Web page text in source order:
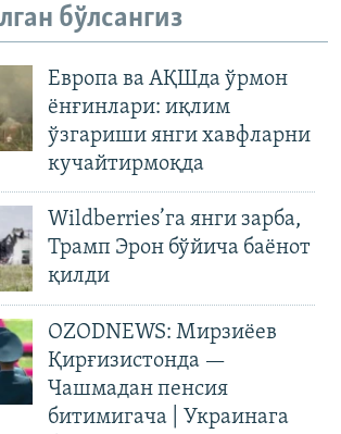
бўлсангиз
Европа ва АҚШда ўрмон
ёнғинлари: иқлим
ўзгариши янги хавфларни
кучайтирмоқда
Wildberries’га янги зарба,
Трамп Эрон бўйича баёнот
қилди
OZODNEWS: Мирзиёев
Қирғизистонда —
Чашмадан пенсия
битимигача | Украинага